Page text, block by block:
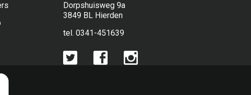
Dorpshuisweg 9a
3849 BL Hierden
tel. 0341-451639